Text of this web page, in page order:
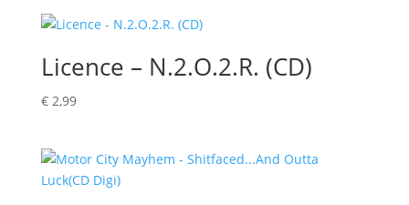
Licence – N.2.O.2.R. (CD)
€2,99